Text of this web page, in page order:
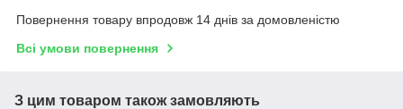
Повернення товару впродовж 14 днів за домовленістю
Всі умови повернення
З цим товаром також замовляють